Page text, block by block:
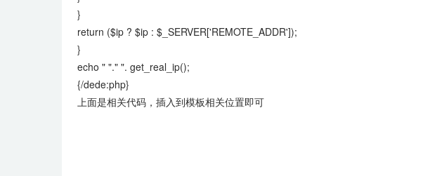
}
return ($ip ? $ip : $_SERVER['REMOTE_ADDR']);
}
echo " "." ". get_real_ip();
{/dede:php}
上面是相关代码，插入到模板相关位置即可